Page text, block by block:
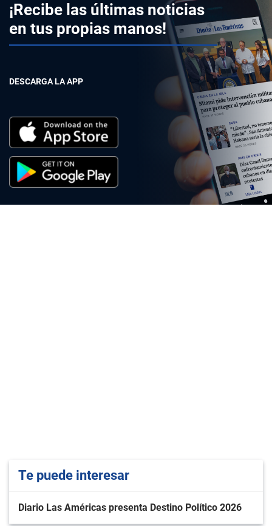
¡Recibe las últimas noticias
en tus propias manos!
DESCARGA LA APP
Te puede interesar
Diario Las Américas presenta Destino Político 2026